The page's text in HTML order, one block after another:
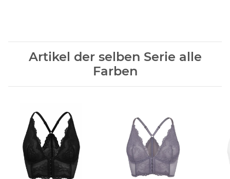
Artikel der selben Serie alle
Farben